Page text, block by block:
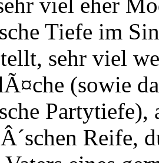
Tiefe im
sehr viel
(sowie
Partytiefe),
Reife,